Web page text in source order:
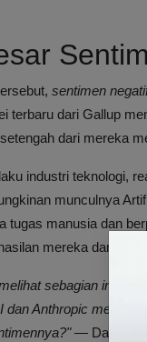
sentimen
terbaru dari Gallup
dari mereka
industri teknologi,
munculnya
tugas manusia dan
mereka dan
sebagian
Anthropic
— David